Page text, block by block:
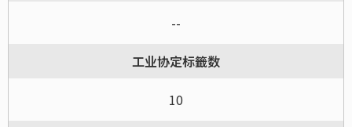
--
工业协定标籤数
10